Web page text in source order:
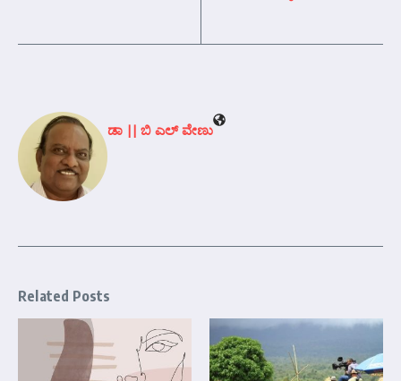
ಡಾ || ಬಿ ಎಲ್ ವೇಣು
Related Posts